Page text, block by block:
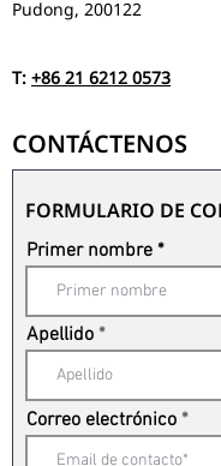
Pudong, 200122
T: +86 21 6212 0573
CONTÁCTENOS
FORMULARIO DE
Primer nombre
Apellido
Correo electrónico